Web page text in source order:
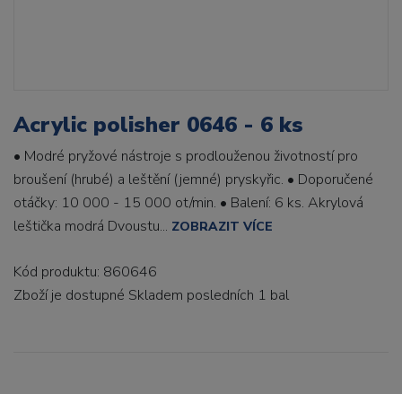
Acrylic polisher 0646 - 6 ks
• Modré pryžové nástroje s prodlouženou životností pro
broušení (hrubé) a leštění (jemné) pryskyřic. • Doporučené
otáčky: 10 000 - 15 000 ot/min. • Balení: 6 ks. Akrylová
leštička modrá Dvoustu... ZOBRAZIT VÍCE
Kód produktu: 860646
Zboží je dostupné Skladem posledních 1 bal